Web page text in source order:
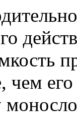
чем